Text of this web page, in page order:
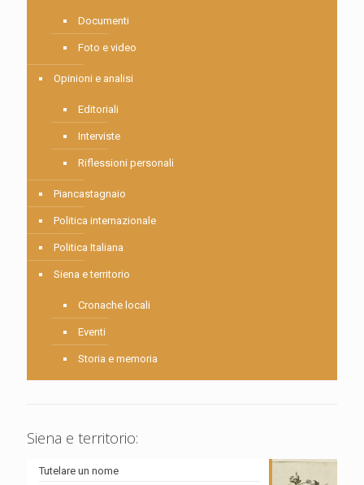
Documenti
Foto e video
Opinioni e analisi
Editoriali
Interviste
Riflessioni personali
Piancastagnaio
Politica internazionale
Politica Italiana
Siena e territorio
Cronache locali
Eventi
Storia e memoria
Siena e territorio:
Tutelare un nome